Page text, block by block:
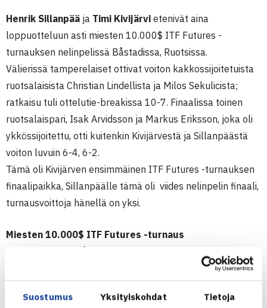
Suostumus Yksityiskohdat Tietoja
Henrik Sillanpää ja Timi Kivijärvi etenivät aina
loppuotteluun asti miesten 10.000$ ITF Futures -
turnauksen nelinpelissä Båstadissa, Ruotsissa.
Välierissä tamperelaiset ottivat voiton kakkossijoitetuista
ruotsalaisista Christian Lindellista ja Milos Sekulicista;
ratkaisu tuli ottelutie-breakissa 10-7. Finaalissa toinen
ruotsalaispari, Isak Arvidsson ja Markus Eriksson, joka oli
ykkössijoitettu, otti kuitenkin Kivijärvestä ja Sillanpäästä
voiton luvuin 6-4, 6-2.
Tämä oli Kivijärven ensimmäinen ITF Futures -turnauksen
finaalipaikka, Sillanpäälle tämä oli viides nelinpelin finaali,
turnausvoittoja hänellä on yksi.
Miesten 10.000$ ITF Futures -turnaus
Välieriä: Timi Kivijärvi/Henrik Sillanpää – Christian
Lindell/Milos Sekulic Ruotsi (2.) 63 36 [10-7]